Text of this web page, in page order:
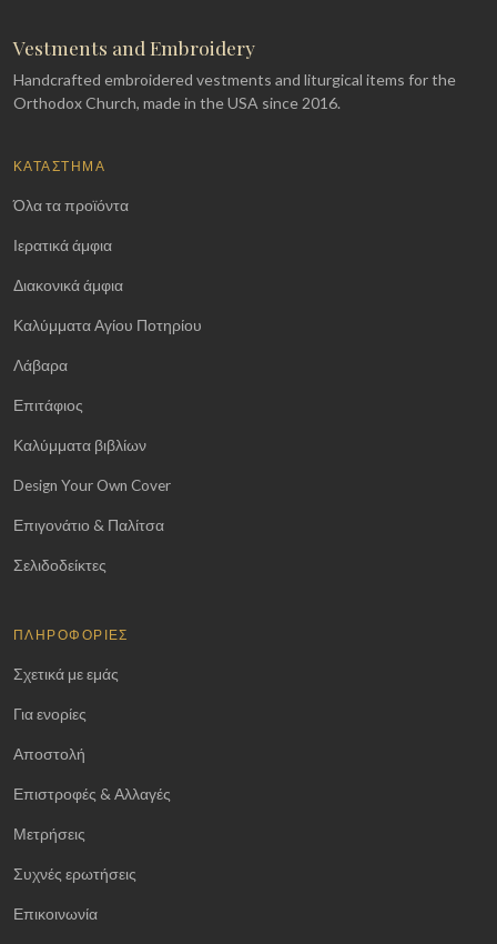
Vestments and Embroidery
Handcrafted embroidered vestments and liturgical items for the
Orthodox Church, made in the USA since 2016.
ΚΑΤΆΣΤΗΜΑ
Όλα τα προϊόντα
Ιερατικά άμφια
Διακονικά άμφια
Καλύμματα Αγίου Ποτηρίου
Λάβαρα
Επιτάφιος
Καλύμματα βιβλίων
Design Your Own Cover
Επιγονάτιο & Παλίτσα
Σελιδοδείκτες
ΠΛΗΡΟΦΟΡΊΕΣ
Σχετικά με εμάς
Για ενορίες
Αποστολή
Επιστροφές & Αλλαγές
Μετρήσεις
Συχνές ερωτήσεις
Επικοινωνία